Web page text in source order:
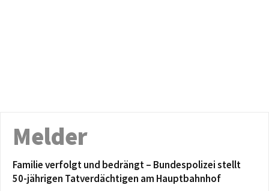
Melder
Familie verfolgt und bedrängt – Bundespolizei stellt
50-jährigen Tatverdächtigen am Hauptbahnhof